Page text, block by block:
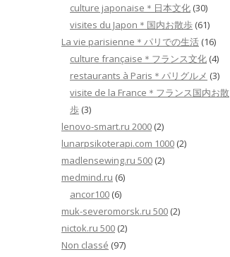
culture japonaise＊日本文化 (30)
visites du Japon＊国内お散歩 (61)
La vie parisienne＊パリでの生活 (16)
culture française＊フランス文化 (4)
restaurants à Paris＊パリグルメ (3)
visite de la France＊フランス国内お散
歩 (3)
lenovo-smart.ru 2000 (2)
lunarpsikoterapi.com 1000 (2)
madlensewing.ru 500 (2)
medmind.ru (6)
ancor100 (6)
muk-severomorsk.ru 500 (2)
nictok.ru 500 (2)
Non classé (97)